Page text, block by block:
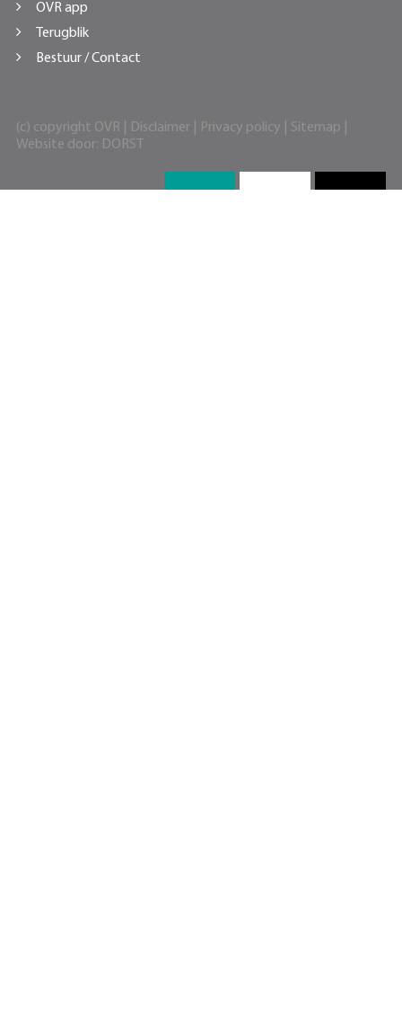
OVR app
Terugblik
Bestuur / Contact
(c) copyright OVR | Disclaimer| Privacy policy Sitemap
Website door: DORST